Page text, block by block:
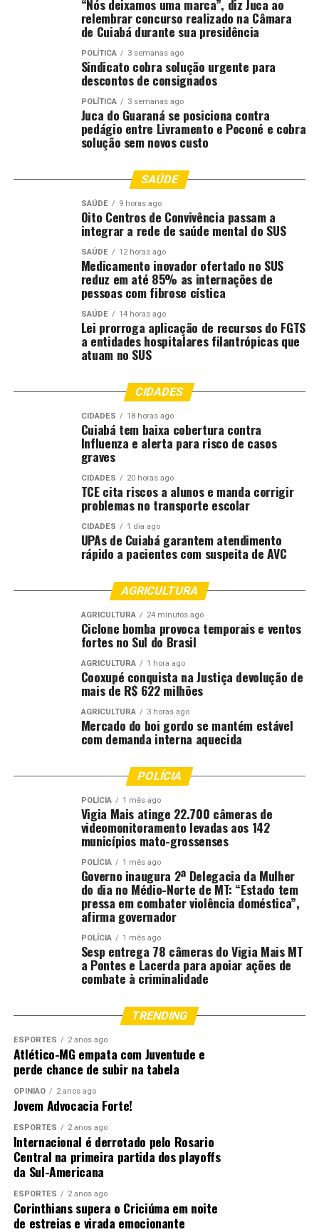
MP aponta danos de R$ 67,9 milhões e pede suspensão
de vendas e paralisação de obras
Presidente da Fórmula Truck exalta autódromo de MT:
“melhor da América Latina”
“Nós deixamos uma marca”, diz Juca ao
relembrar concurso realizado na Câmara
de Cuiabá durante sua presidência
POLÍTICA 3 semanas ago
Sindicato cobra solução urgente para
descontos de consignados
POLÍTICA 3 semanas ago
Juca do Guaraná se posiciona contra
pedágio entre Livramento e Poconé e cobra
solução sem novos custo
SAÚDE
SAÚDE 9 horas ago
Oito Centros de Convivência passam a
integrar a rede de saúde mental do SUS
SAÚDE 12 horas ago
Medicamento inovador ofertado no SUS
reduz em até 85% as internações de
pessoas com fibrose cística
SAÚDE 14 horas ago
Lei prorroga aplicação de recursos do FGTS
a entidades hospitalares filantrópicas que
atuam no SUS
CIDADES
CIDADES 18 horas ago
Cuiabá tem baixa cobertura contra
Influenza e alerta para risco de casos
graves
CIDADES 20 horas ago
TCE cita riscos a alunos e manda corrigir
problemas no transporte escolar
CIDADES 1 dia ago
UPAs de Cuiabá garantem atendimento
rápido a pacientes com suspeita de AVC
AGRICULTURA
AGRICULTURA 24 minutos ago
Ciclone bomba provoca temporais e ventos
fortes no Sul do Brasil
AGRICULTURA 1 hora ago
Cooxupé conquista na Justiça devolução de
mais de R$ 622 milhões
AGRICULTURA 3 horas ago
Mercado do boi gordo se mantém estável
com demanda interna aquecida
POLÍCIA
POLÍCIA 1 mês ago
Vigia Mais atinge 22.700 câmeras de
videomonitoramento levadas aos 142
municípios mato-grossenses
POLÍCIA 1 mês ago
Governo inaugura 2ª Delegacia da Mulher
do dia no Médio-Norte de MT: “Estado tem
pressa em combater violência doméstica”,
afirma governador
POLÍCIA 1 mês ago
Sesp entrega 78 câmeras do Vigia Mais MT
a Pontes e Lacerda para apoiar ações de
combate à criminalidade
TRENDING
ESPORTES 2 anos ago
Atlético-MG empata com Juventude e
perde chance de subir na tabela
OPINIÃO 2 anos ago
Jovem Advocacia Forte!
ESPORTES 2 anos ago
Internacional é derrotado pelo Rosario
Central na primeira partida dos playoffs
da Sul-Americana
ESPORTES 2 anos ago
Corinthians supera o Criciúma em noite
de estreias e virada emocionante